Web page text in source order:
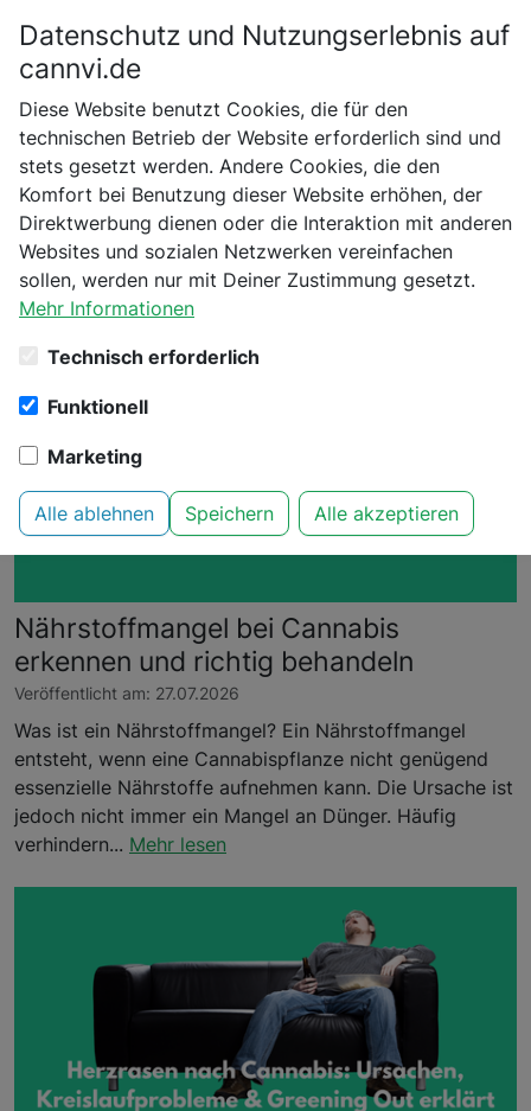
Cannabis Blog - Neueste Artikel
Alle Themen Cannabissorten 2 Grow 40 News
Produktempfehlung 25 Wissen 14
Nährstoffmangel bei Cannabis
erkennen und richtig behandeln
Veröffentlicht am: 27.07.2026
Was ist ein Nährstoffmangel? Ein Nährstoffmangel
entsteht, wenn eine Cannabispflanze nicht genügend
essenzielle Nährstoffe aufnehmen kann. Die Ursache ist
jedoch nicht immer ein Mangel an Dünger. Häufig
verhindern... Mehr lesen
Bitte bestätige dein Alter
Bist du schon 18 Jahre alt?
Nein Ja
Datenschutz und Nutzungserlebnis auf
cannvi.de
Diese Website benutzt Cookies, die für den
technischen Betrieb der Website erforderlich sind und
stets gesetzt werden. Andere Cookies, die den
Komfort bei Benutzung dieser Website erhöhen, der
Direktwerbung dienen oder die Interaktion mit anderen
Websites und sozialen Netzwerken vereinfachen
sollen, werden nur mit Deiner Zustimmung gesetzt.
Mehr Informationen
Technisch erforderlich
Funktionell
Marketing
Alle ablehnen Speichern Alle akzeptieren